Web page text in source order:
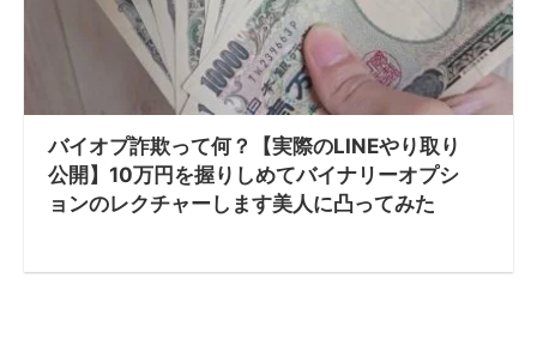
バイオプ詐欺って何？【実際のLINEやり取り
公開】10万円を握りしめてバイナリーオプシ
ョンのレクチャーします美人に凸ってみた